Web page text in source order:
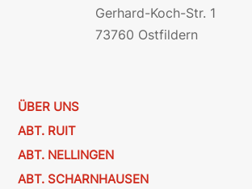
Gerhard-Koch-Str. 1
73760 Ostfildern
ÜBER UNS
ABT. RUIT
ABT. NELLINGEN
ABT. SCHARNHAUSEN